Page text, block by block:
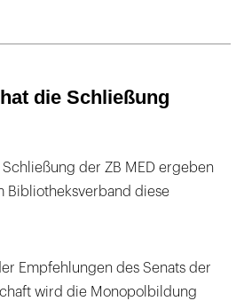
die Schließung
der ZB MED ergeben
Bibliotheksverband diese
Empfehlungen des Senats der
wird die Monopolbildung